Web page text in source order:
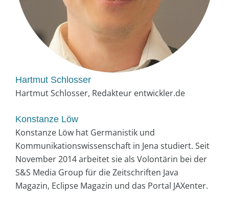
Hartmut Schlosser
Hartmut Schlosser, Redakteur entwickler.de
Konstanze Löw
Konstanze Löw hat Germanistik und
Kommunikationswissenschaft in Jena studiert. Seit
November 2014 arbeitet sie als Volontärin bei der
S&S Media Group für die Zeitschriften Java
Magazin, Eclipse Magazin und das Portal JAXenter.